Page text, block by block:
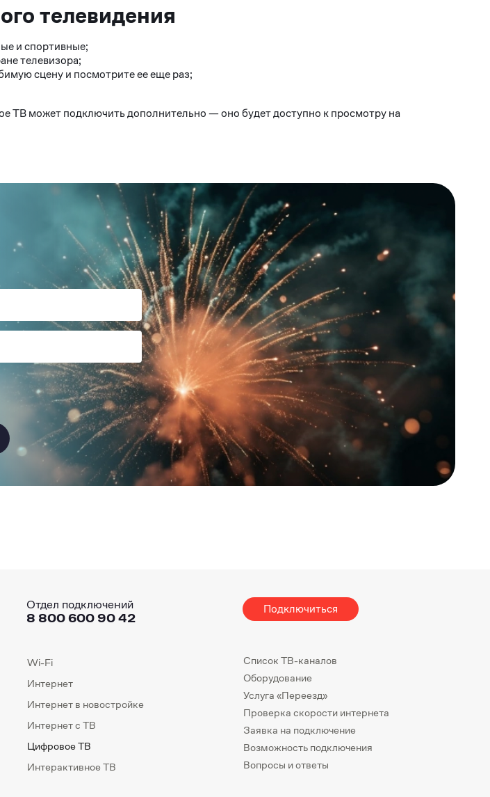
телевидения
и спортивные;
телевизора;
сцену и посмотрите ее еще раз;
ТВ может подключить дополнительно — оно будет доступно к просмотру на
Отдел подключений
8 800 600 90 42
Подключиться
Wi-Fi
Интернет
Интернет в новостройке
Интернет с ТВ
Цифровое ТВ
Интерактивное ТВ
Список ТВ-каналов
Оборудование
Услуга «Переезд»
Проверка скорости интернета
Заявка на подключение
Возможность подключения
Вопросы и ответы